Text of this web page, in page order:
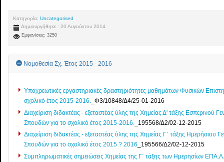
Κατηγορία:Uncategorised
Δημιουργήθηκε : 20 Αυγούστου 2014
Εμφανίσεις: 3250
Νομοθεσία Σχ. Έτος 2015 - 2016
Υποχρεωτικές εργαστηριακές δραστηριότητες μαθημάτων Φυσικών
σχολικό έτος 2015-2016. _Φ3/10848/Δ4/25-01-2016
Διαχείριση διδακτέας - εξεταστέας ύλης της Χημείας Δ' τάξης Εσπερινού
Σπουδών για το σχολικό έτος 2015-2016.
_195568/Δ2/02-12-2015
Διαχείριση διδακτέας - εξεταστέας ύλης της Χημείας Γ΄ τάξης
Σπουδών για το σχολικό έτος 2015 ? 2016 _195566/Δ2/02-12-2015
Συμπληρωματικές σημειώσεις Χημείας της Γ΄ τάξης των Ημερησίων